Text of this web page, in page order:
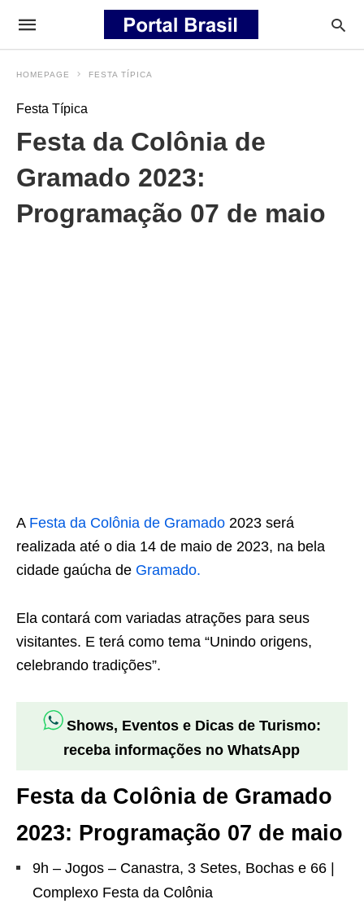
HOMEPAGE FESTA TÍPICA
Festa Típica
Festa da Colônia de
Gramado 2023:
Programação 07 de maio
A Festa da Colônia de Gramado 2023 será
realizada até o dia 14 de maio de 2023, na bela
cidade gaúcha de Gramado.
Ela contará com variadas atrações para seus
visitantes. E terá como tema “Unindo origens,
celebrando tradições”.
Shows, Eventos e Dicas de Turismo:
receba informações no WhatsApp
Festa da Colônia de Gramado
2023: Programação 07 de maio
9h – Jogos – Canastra, 3 Setes, Bochas e 66 |
Complexo Festa da Colônia